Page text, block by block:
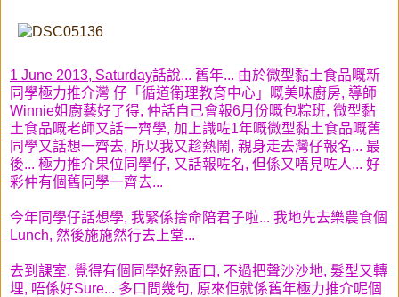
1 June 2013, Saturday話說... 舊年... 由於微型黏土食品嘅新
同學極力推介灣 仔「循道衛理教育中心」嘅美味廚房, 導師
Winnie姐廚藝好了得, 仲話自己會報6月份嘅包粽班, 微型黏
土食品嘅老師又話一齊學, 加上識咗1年嘅微型黏土食品嘅舊
同學又話想一齊去, 所以我又趁熱鬧, 親身走去灣仔報名... 最
後... 極力推介果位同學仔, 又話報咗名, 但係又唔見咗人... 好
彩仲有個舊同學一齊去...
今年同學仔話想學, 我緊係捨命陪君子啦... 我地先去樂農食個
Lunch, 然後施施然行去上堂...
去到課室, 覺得有個同學好熟面口, 不過把聲沙沙地, 髮型又轉
埋, 唔係好Sure... 多口問幾句, 原來佢就係舊年極力推介呢個